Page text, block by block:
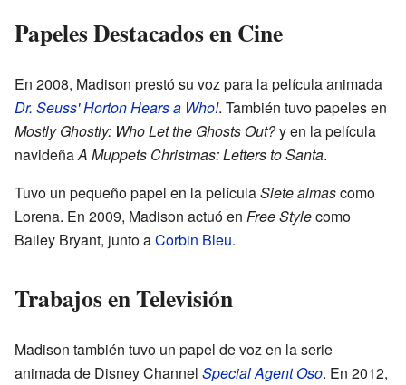
Papeles Destacados en Cine
En 2008, Madison prestó su voz para la película animada
Dr. Seuss' Horton Hears a Who!. También tuvo papeles en
Mostly Ghostly: Who Let the Ghosts Out?y en la película
navideñaA Muppets Christmas: Letters to Santa.
Tuvo un pequeño papel en la películaSiete almascomo
Lorena. En 2009, Madison actuó en Free Stylecomo
Bailey Bryant, junto aCorbin Bleu.
Trabajos en Televisión
Madison también tuvo un papel de voz en la serie
animada de Disney Channel Special Agent Oso. En 2012,